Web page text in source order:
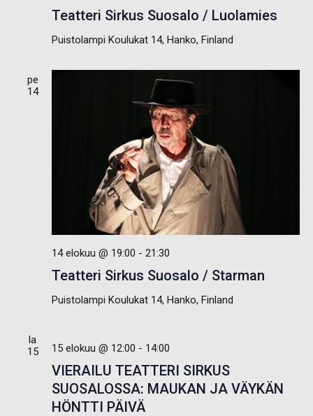
Teatteri Sirkus Suosalo / Luolamies
Puistolampi Koulukat 14, Hanko, Finland
pe
14
Teatteri Sirkus Suosalo / Starman
14 elokuu @ 19:00 - 21:30
Puistolampi Koulukat 14, Hanko, Finland
la
15
VIERAILU TEATTERI SIRKUS
SUOSALOSSA: MAUKAN JA VÄYKÄN
HÖNTTI PÄIVÄ
15 elokuu @ 12:00 - 14:00